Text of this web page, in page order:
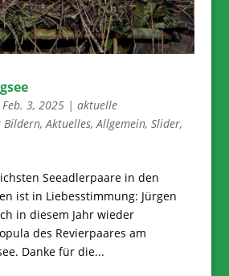
Feb. 3, 2025| aktuelle
Bildern,Aktuelles,Allgemein, Slider,
Seeadlerpaare in den
ist in Liebesstimmung: Jürgen
in diesem Jahr wieder
des Revierpaares am
Danke für die...